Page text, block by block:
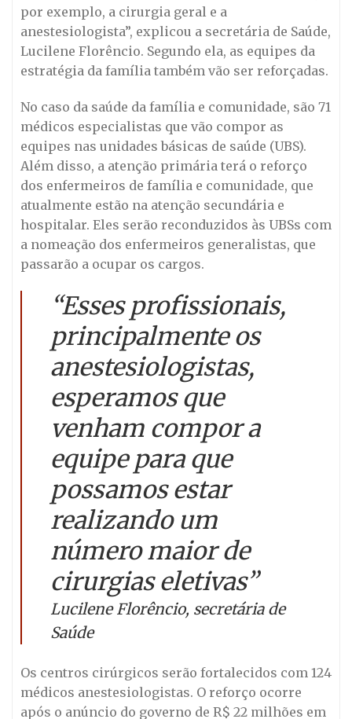
por exemplo, a cirurgia geral e a
anestesiologista”, explicou a secretária de Saúde,
Lucilene Florêncio. Segundo ela, as equipes da
estratégia da família também vão ser reforçadas.
No caso da saúde da família e comunidade, são 71
médicos especialistas que vão compor as
equipes nas unidades básicas de saúde (UBS).
Além disso, a atenção primária terá o reforço
dos enfermeiros de família e comunidade, que
atualmente estão na atenção secundária e
hospitalar. Eles serão reconduzidos às UBSs com
a nomeação dos enfermeiros generalistas, que
passarão a ocupar os cargos.
“Esses profissionais,
principalmente os
anestesiologistas,
esperamos que
venham compor a
equipe para que
possamos estar
realizando um
número maior de
cirurgias eletivas”
Lucilene Florêncio, secretária de
Saúde
Os centros cirúrgicos serão fortalecidos com 124
médicos anestesiologistas. O reforço ocorre
após o anúncio do governo de R$ 22 milhões em